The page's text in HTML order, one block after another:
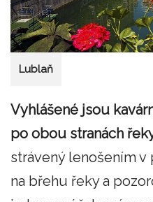
Lublaň
Vyhlášené jsou
po obou stranách
strávený lenošením
na břehu řeky a